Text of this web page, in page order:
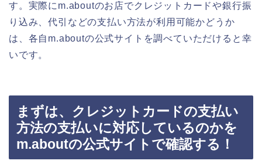
す。実際にm.aboutのお店でクレジットカードや銀行振
り込み、代引などの支払い方法が利用可能かどうか
は、各自m.aboutの公式サイトを調べていただけると幸
いです。
まずは、クレジットカードの支払い
方法の支払いに対応しているのかを
m.aboutの公式サイトで確認する！